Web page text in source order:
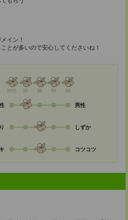
イン！
とが多いので安心してくださいね！
20代 30 40 50 60
男性
しずか
コツコツ